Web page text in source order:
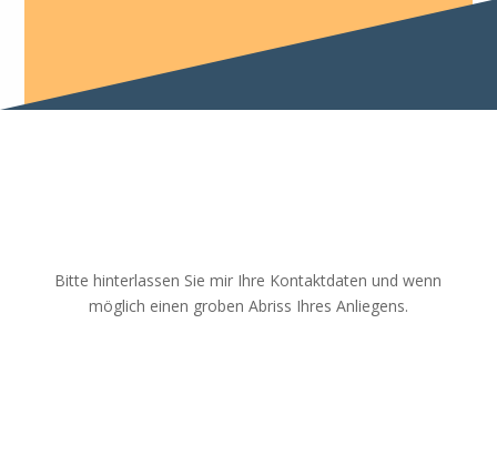
Bitte hinterlassen Sie mir Ihre Kontaktdaten und wenn
möglich einen groben Abriss Ihres Anliegens.